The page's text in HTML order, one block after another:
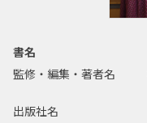
書名
監修・編集・著者名
出版社名